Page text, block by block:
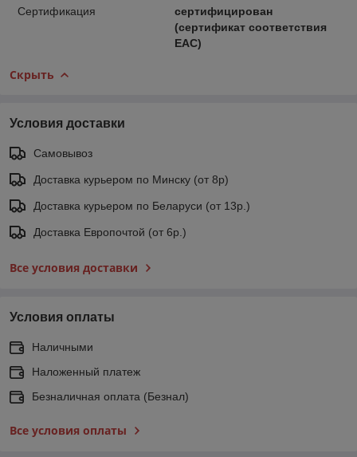
Сертификация
сертифицирован
(сертификат соответствия
ЕАС)
Скрыть
Условия доставки
Самовывоз
Доставка курьером по Минску (от 8р)
Доставка курьером по Беларуси (от 13р.)
Доставка Европочтой (от 6р.)
Все условия доставки
Условия оплаты
Наличными
Наложенный платеж
Безналичная оплата (Безнал)
Все условия оплаты